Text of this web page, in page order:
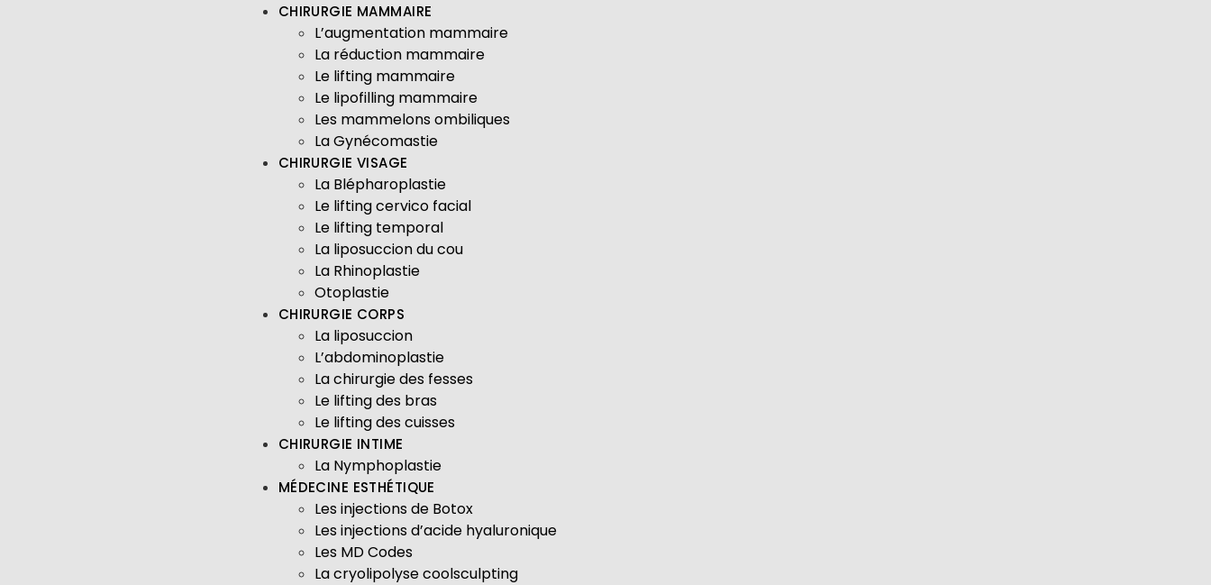
CHIRURGIE MAMMAIRE
L’augmentation mammaire
La réduction mammaire
Le lifting mammaire
Le lipofilling mammaire
Les mammelons ombiliques
La Gynécomastie
CHIRURGIE VISAGE
La Blépharoplastie
Le lifting cervico facial
Le lifting temporal
La liposuccion du cou
La Rhinoplastie
Otoplastie
CHIRURGIE CORPS
La liposuccion
L’abdominoplastie
La chirurgie des fesses
Le lifting des bras
Le lifting des cuisses
CHIRURGIE INTIME
La Nymphoplastie
MÉDECINE ESTHÉTIQUE
Les injections de Botox
Les injections d’acide hyaluronique
Les MD Codes
La cryolipolyse coolsculpting